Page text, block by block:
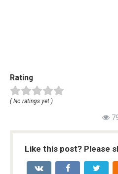
Rating
( No ratings yet )
Like this post? Please